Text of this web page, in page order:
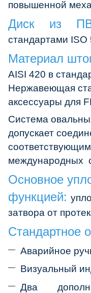
повышенной
Диск из
стандартами
Материал
AISI 420 в
Нержавеющая
аксессуары для
Система
допускает
международных
Основное
функцией:
затвора от
Стандартное
Аварийное
Визуальный
Два